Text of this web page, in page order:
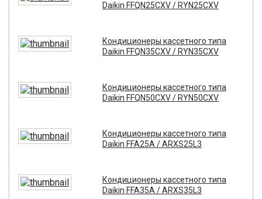
Daikin FFQN25CXV / RYN25CXV
Кондиционеры кассетного типа
Daikin FFQN35CXV / RYN35CXV
Кондиционеры кассетного типа
Daikin FFQN50CXV / RYN50CXV
Кондиционеры кассетного типа
Daikin FFA25A / ARXS25L3
Кондиционеры кассетного типа
Daikin FFA35A / ARXS35L3